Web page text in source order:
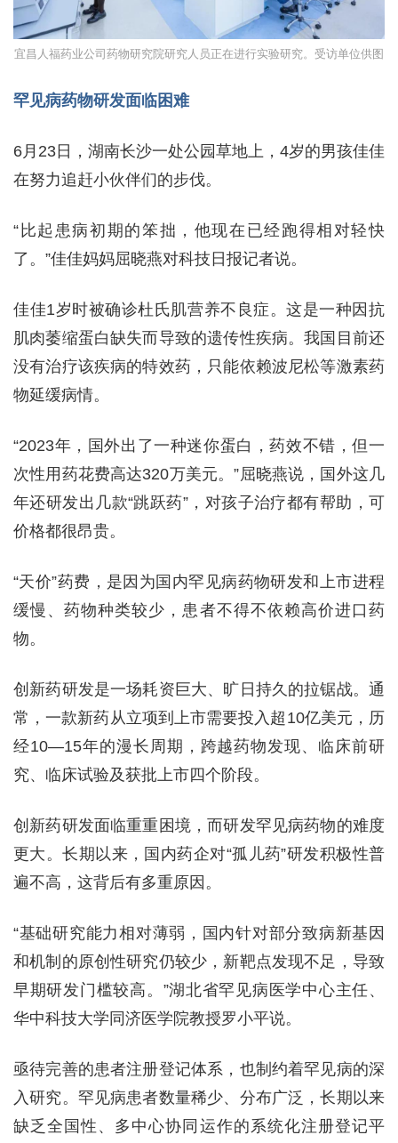
宜昌人福药业公司药物研究院研究人员正在进行实验研究。受访单位供图
罕见病药物研发面临困难
6月23日，湖南长沙一处公园草地上，4岁的男孩佳佳
在努力追赶小伙伴们的步伐。
“比起患病初期的笨拙，他现在已经跑得相对轻快
了。”佳佳妈妈屈晓燕对科技日报记者说。
佳佳1岁时被确诊杜氏肌营养不良症。这是一种因抗
肌肉萎缩蛋白缺失而导致的遗传性疾病。我国目前还
没有治疗该疾病的特效药，只能依赖波尼松等激素药
物延缓病情。
“2023年，国外出了一种迷你蛋白，药效不错，但一
次性用药花费高达320万美元。”屈晓燕说，国外这几
年还研发出几款“跳跃药”，对孩子治疗都有帮助，可
价格都很昂贵。
“天价”药费，是因为国内罕见病药物研发和上市进程
缓慢、药物种类较少，患者不得不依赖高价进口药
物。
创新药研发是一场耗资巨大、旷日持久的拉锯战。通
常，一款新药从立项到上市需要投入超10亿美元，历
经10—15年的漫长周期，跨越药物发现、临床前研
究、临床试验及获批上市四个阶段。
创新药研发面临重重困境，而研发罕见病药物的难度
更大。长期以来，国内药企对“孤儿药”研发积极性普
遍不高，这背后有多重原因。
“基础研究能力相对薄弱，国内针对部分致病新基因
和机制的原创性研究仍较少，新靶点发现不足，导致
早期研发门槛较高。”湖北省罕见病医学中心主任、
华中科技大学同济医学院教授罗小平说。
亟待完善的患者注册登记体系，也制约着罕见病的深
入研究。罕见病患者数量稀少、分布广泛，长期以来
缺乏全国性、多中心协同运作的系统化注册登记平